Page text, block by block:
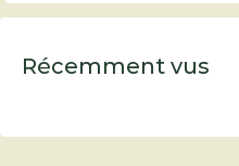
Récemment vus